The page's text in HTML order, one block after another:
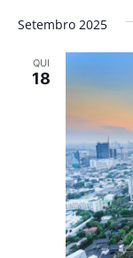
Setembro 2025
QUI
18